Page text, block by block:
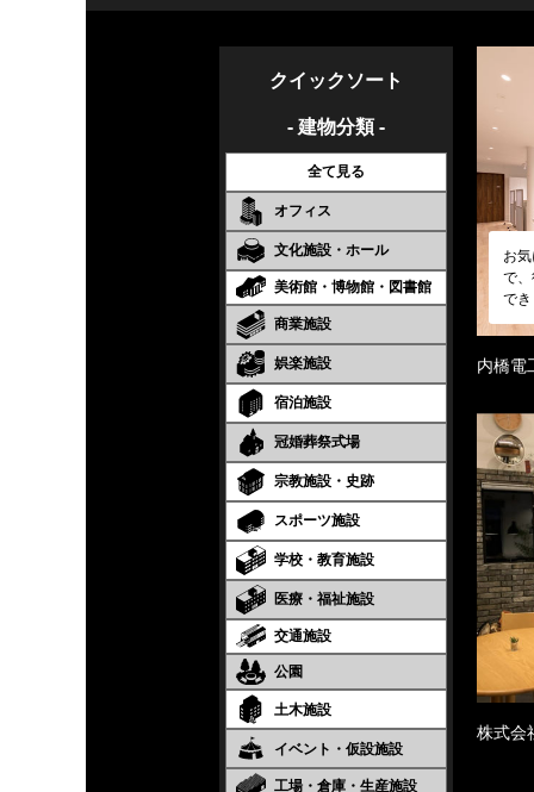
クイックソート
- 建物分類 -
全て見る
オフィス
文化施設・ホール
美術館・博物館・図書館
商業施設
娯楽施設
宿泊施設
冠婚葬祭式場
宗教施設・史跡
スポーツ施設
学校・教育施設
医療・福祉施設
交通施設
公園
土木施設
イベント・仮設施設
工場・倉庫・生産施設
お
で
で
内橋電
株式会